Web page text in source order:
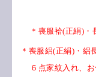
＊喪服袷(正絹)
＊喪服絽(正絹)・絽
６点家紋入れ、